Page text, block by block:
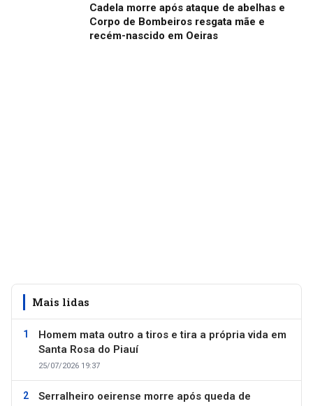
Cadela morre após ataque de abelhas e
Corpo de Bombeiros resgata mãe e
recém-nascido em Oeiras
Mais lidas
Homem mata outro a tiros e tira a própria vida em
Santa Rosa do Piauí
25/07/2026 19:37
Serralheiro oeirense morre após queda de